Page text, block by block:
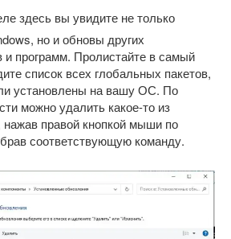
здесь вы увидите не только
но и обновы других
и программ. Пролистайте в самый
список всех глобальных пакетов,
установлены на вашу ОС. По
можно удалить какое-то из
нажав правой кнопкой мыши по
соответствующую команду.